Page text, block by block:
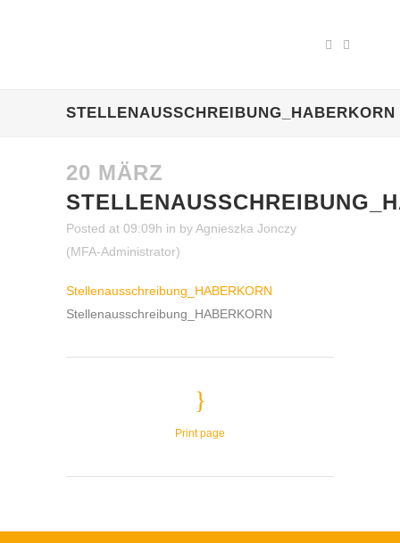
STELLENAUSSCHREIBUNG_HABERKORN
20 MÄRZ
Posted at 09:09h in byAgnieszka Jonczy
(MFA-Administrator)
Stellenausschreibung_HABERKORN
Stellenausschreibung_HABERKORN
Print page